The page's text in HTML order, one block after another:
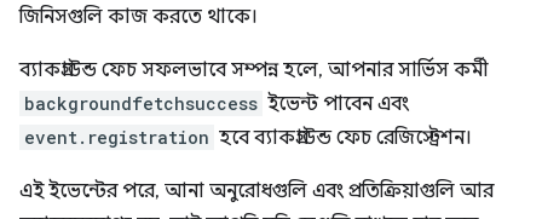
জিনিসগুলি কাজ করতে থাকে।
ব্যাকগ্রাউন্ড ফেচ সফলভাবে সম্পন্ন হলে, আপনার সার্ভিস কর্মী
backgroundfetchsuccess ইভেন্ট পাবেন এবং
event.registration হবে ব্যাকগ্রাউন্ড ফেচ রেজিস্ট্রেশন।
এই ইভেন্টের পরে, আনা অনুরোধগুলি এবং প্রতিক্রিয়াগুলি আর